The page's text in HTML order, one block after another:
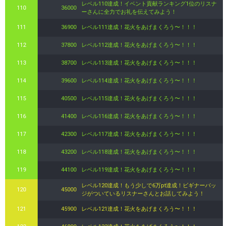
110 36000
レベル110達成！イベント貢献ランキング1位のリスナ
ーさんに全力でお礼を伝えてみよう！
111 36900 レベル111達成！花火をあげまくろう〜！！！
112 37800 レベル112達成！花火をあげまくろう〜！！！
113 38700 レベル113達成！花火をあげまくろう〜！！！
114 39600 レベル114達成！花火をあげまくろう〜！！！
115 40500 レベル115達成！花火をあげまくろう〜！！！
116 41400 レベル116達成！花火をあげまくろう〜！！！
117 42300 レベル117達成！花火をあげまくろう〜！！！
118 43200 レベル118達成！花火をあげまくろう〜！！！
119 44100 レベル119達成！花火をあげまくろう〜！！！
120 45000
レベル120達成！もう少しで6万pt達成！ビギナーバッ
ジがついているリスナーさんとお話してみよう！
121 45900 レベル121達成！花火をあげまくろう〜！！！